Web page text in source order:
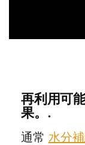
再利用可
果。.
通常 水分